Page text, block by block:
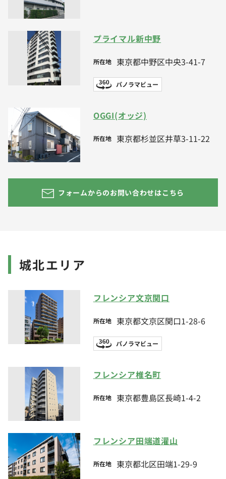
プライマル新中野
所在地 東京都中野区中央3-41-7
パノラマビュー
OGGI(オッジ)
所在地 東京都杉並区井草3-11-22
フォームからのお問い合わせはこちら
城北エリア
フレンシア文京関口
所在地 東京都文京区関口1-28-6
パノラマビュー
フレンシア椎名町
所在地 東京都豊島区長崎1-4-2
フレンシア田端道灌山
所在地 東京都北区田端1-29-9